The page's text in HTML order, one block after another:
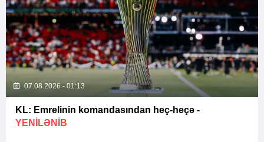
07.08.2026 - 01:13
KL: Emrelinin komandasından heç-heçə -
YENİLƏNİB